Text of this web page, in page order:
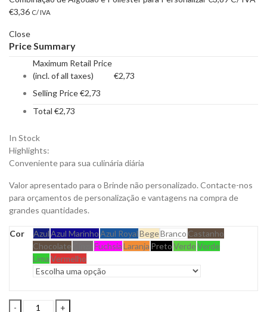
€3,36 C/ IVA
Close
Price Summary
Maximum Retail Price
(incl. of all taxes)
€2,73
Selling Price€2,73
Total €2,73
In Stock
Highlights:
Conveniente para sua culinária diária
Valor apresentado para o Brinde não personalizado. Contacte-nos
para orçamentos de personalização e vantagens na compra de
grandes quantidades.
Cor AzulAzul MarinhoAzul RoyalBegeBranco Castanho
Chocolate
FuchsiaLaranja PretoVerdeVerde
LimaVermelho
Avental